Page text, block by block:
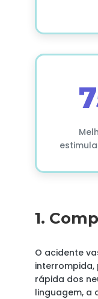
1.
O acidente
interrompida,
rápida dos
linguagem, a